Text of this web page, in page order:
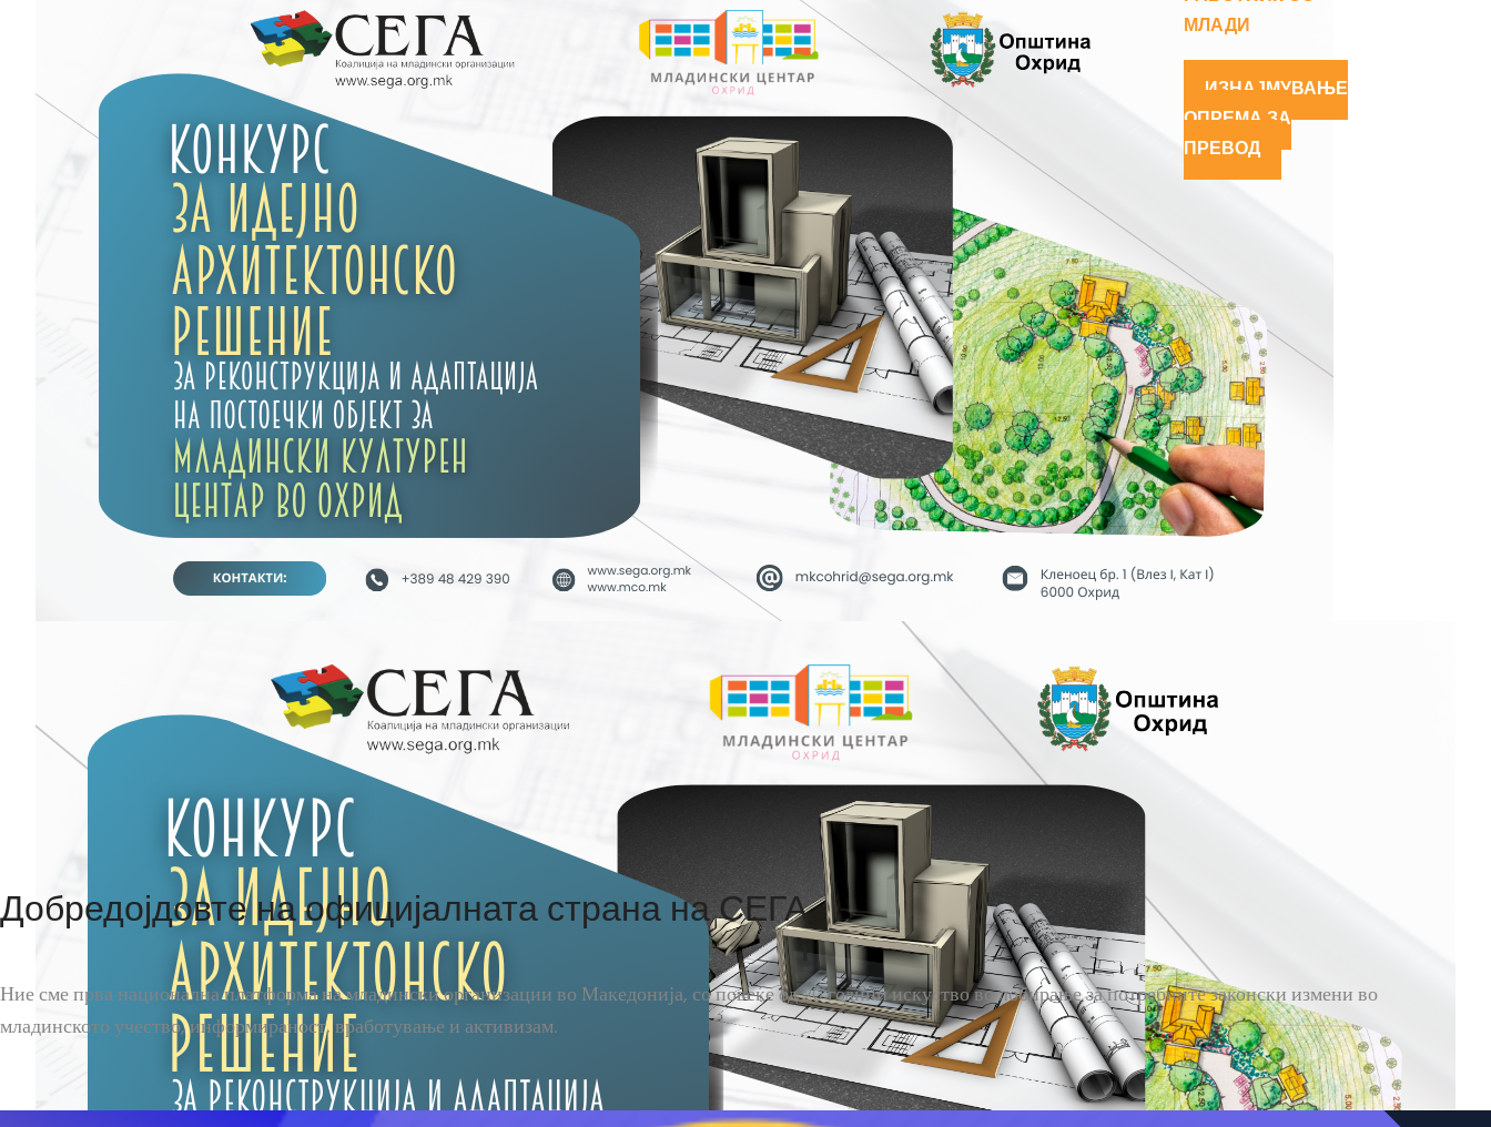
МЛАДИ
ИЗНАЈМУВАЊЕ
ОПРЕМА ЗА
ПРЕВОД
Добредојдовте на официјалната страна на СЕГА
Ние сме прва национална платформа на младински организации во Македонија, со повеќе од 20 години искуство во лобирање за потребните законски измени во
младинското учество, информираност, вработување и активизам.